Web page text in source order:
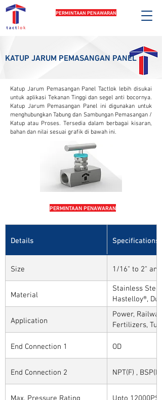
PERMINTAAN PENAWARAN
KATUP JARUM PEMASANGAN PANEL
Katup Jarum Pemasangan Panel Tactlok lebih disukai
untuk aplikasi Tekanan Tinggi dan segel anti bocornya.
Katup Jarum Pemasangan Panel ini digunakan untuk
menghubungkan Tabung dan Sambungan Pemasangan /
Katup atau Proses. Tersedia dalam berbagai kisaran,
bahan dan nilai sesuai grafik di bawah ini.
PERMINTAAN PENAWARAN
Details Specifications
Size 1/16" to 2"
Material
Stainless
Hastelloy®,
Alloys
Application
Power,
Fertilizers,
Sytems, Paper
End Connection 1
OD
End Connection 2 NPT(F) ,
Max. Pressure Rating Upto 12000PSI